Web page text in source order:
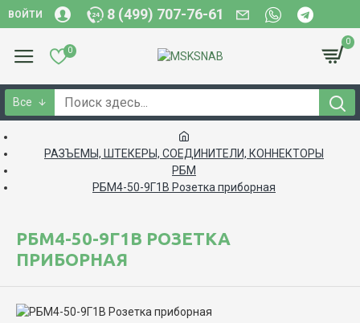
ВОЙТИ 8 (499) 707-76-61
0
0
Все
РАЗЪЕМЫ, ШТЕКЕРЫ, СОЕДИНИТЕЛИ, КОННЕКТОРЫ
РБМ
РБМ4-50-9Г1В Розетка приборная
РБМ4-50-9Г1В РОЗЕТКА
ПРИБОРНАЯ